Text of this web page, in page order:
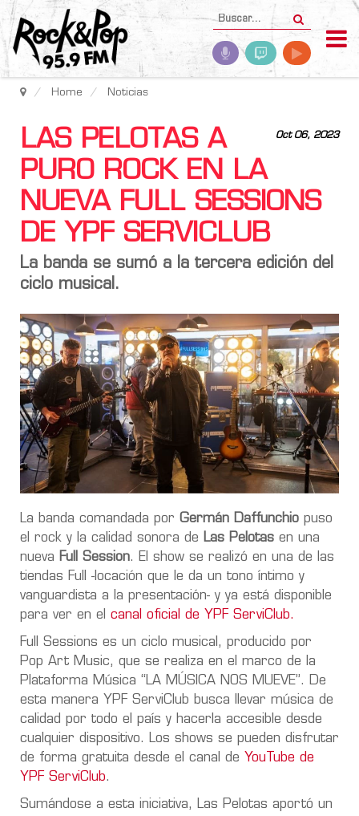
Home Noticias
Oct 06, 2023
LAS PELOTAS A
PURO ROCK EN LA
NUEVA FULL SESSIONS
DE YPF SERVICLUB
La banda se sumó a la tercera edición del
ciclo musical.
La banda comandada por Germán Daffunchio puso
el rock y la calidad sonora de Las Pelotas en una
nueva Full Session. El show se realizó en una de las
tiendas Full -locación que le da un tono íntimo y
vanguardista a la presentación- y ya está disponible
para ver en el
canal oficial de YPF ServiClub.
Full Sessions es un ciclo musical, producido por
Pop Art Music, que se realiza en el marco de la
Plataforma Música “LA MÚSICA NOS MUEVE”. De
esta manera YPF ServiClub busca llevar música de
calidad por todo el país y hacerla accesible desde
cualquier dispositivo. Los shows se pueden disfrutar
de forma gratuita desde el canal de YouTube de
YPF ServiClub.
Sumándose a esta iniciativa, Las Pelotas aportó un